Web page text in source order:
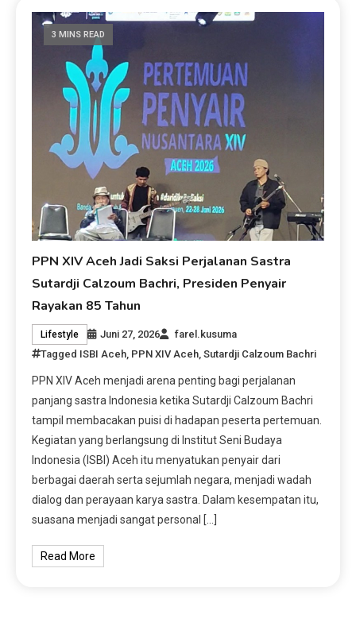
3 MINS READ
PPN XIV Aceh Jadi Saksi Perjalanan Sastra
Sutardji Calzoum Bachri, Presiden Penyair
Rayakan 85 Tahun
Lifestyle Juni 27, 2026
farel.kusuma
Tagged ISBI Aceh, PPN XIV Aceh,Sutardji Calzoum Bachri
PPN XIV Aceh menjadi arena penting bagi perjalanan
panjang sastra Indonesia ketika Sutardji Calzoum Bachri
tampil membacakan puisi di hadapan peserta pertemuan.
Kegiatan yang berlangsung di Institut Seni Budaya
Indonesia (ISBI) Aceh itu menyatukan penyair dari
berbagai daerah serta sejumlah negara, menjadi wadah
dialog dan perayaan karya sastra. Dalam kesempatan itu,
suasana menjadi sangat personal […]
Read More